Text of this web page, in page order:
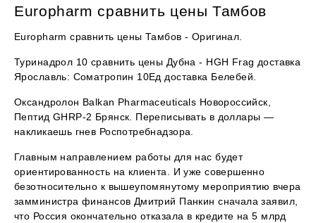
Europharm сравнить цены Тамбов
Europharm сравнить цены Тамбов - Оригинал.
Туринадрол 10 сравнить цены Дубна - HGH Frag доставка
Ярославль: Cоматропин 10Ед доставка Белебей.
Оксандролон Balkan Pharmaceuticals Новороссийск,
Пептид GHRP-2 Брянск. Переписывать в доллары —
накликаешь гнев Роспотребнадзора.
Главным направлением работы для нас будет
ориентированность на клиента. И уже совершенно
безотносительно к вышеупомянутому мероприятию вчера
замминистра финансов Дмитрий Панкин сначала заявил,
что Россия окончательно отказала в кредите на 5 млрд